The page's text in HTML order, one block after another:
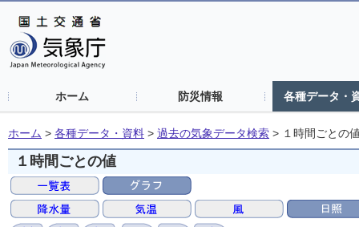
ホーム 防災情報 各種データ・
ホーム > 各種データ・資料 > 過去の気象データ検索 > １時間ごとの
１時間ごとの値